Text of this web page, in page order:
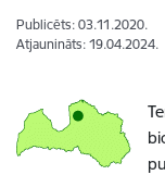
Publicēts: 03.11.2020.
Atjaunināts: 19.04.2024.